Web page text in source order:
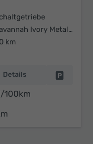
Savannah Ivory Metallic / Cosmic Black Pearl Metallic
km
Details
100km